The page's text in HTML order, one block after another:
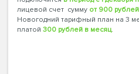
лицевой счет сумму от 900 рублей
Новогодний тарифный план на 3
платой 300 рублей в месяц.